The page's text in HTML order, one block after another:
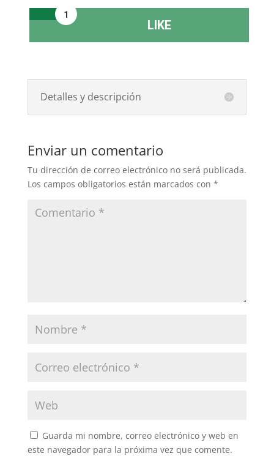
1
LIKE
Detalles y descripción
Enviar un comentario
Tu dirección de correo electrónico no será publicada.
Los campos obligatorios están marcados con *
Guarda mi nombre, correo electrónico y web en
este navegador para la próxima vez que comente.